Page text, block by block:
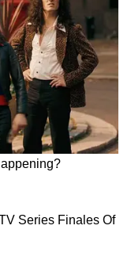
পাচ্ছিলেন, তাঁরা
নাম বাদ
না। বিশ্লেষণ
আর অন্নপূর্ণা
নাগরিক হলে,
যাদের নাম বাদ
যায়, তাঁরা
কাটা যাবে না।